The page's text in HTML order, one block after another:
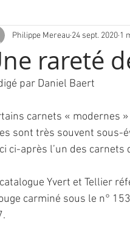
rareté
Philippe Mereau 24 sept. 2020 1
par Daniel Baert
carnets « modernes
sont très souvent sous-
ci-après l’un des
Yvert et Tellier
carminé sous le n°